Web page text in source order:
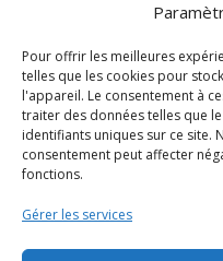
Pour offrir les meilleures
telles que les cookies pour
l'appareil. Le consentement à
traiter des données telles que
identifiants uniques sur ce site.
consentement peut affecter
fonctions.
Gérer les services
Tél :
Mail:
Adresse :Hôtel
20230
© 2022 Mairie de Pietra